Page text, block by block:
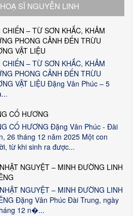
SĨ NGUYỄN LINH
CHIẾN – TỪ SƠN KHẮC, KHẢM
PHONG CẢNH ĐẾN TRỪU
VẬT LIỆU
CHIẾN – TỪ SƠN KHẮC, KHẢM
PHONG CẢNH ĐẾN TRỪU
VẬT LIỆU Đặng Vân Phúc – 5
CỐ HƯƠNG
CỐ HƯƠNG Đặng Vân Phúc - Đài
26 tháng 12 năm 2025 Một con
từ khi sinh ra được...
NGUYỆT – MINH ĐƯỜNG LINH
NGUYỆT – MINH ĐƯỜNG LINH
Đặng Vân Phúc Đài Trung, ngày
12 n�...